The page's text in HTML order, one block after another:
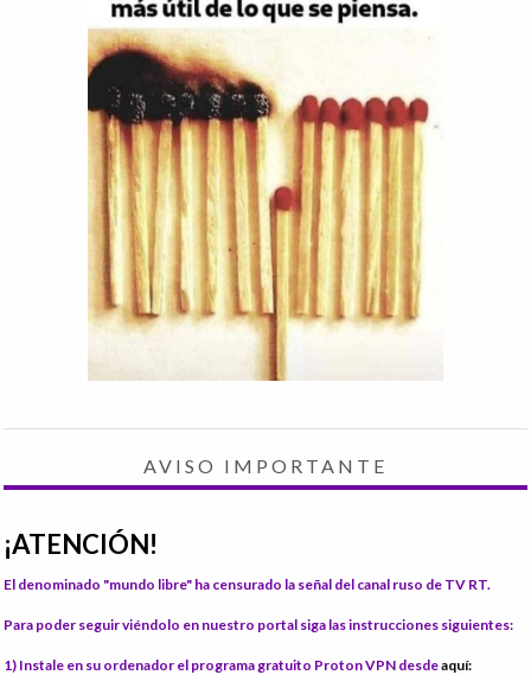
AVISO IMPORTANTE
¡ATENCIÓN!
El denominado "mundo libre" ha censurado la señal del canal ruso de TV RT.
Para poder seguir viéndolo en nuestro portal siga las instrucciones siguientes:
1) Instale en su ordenador el programa gratuito Proton VPN desdeaquí: